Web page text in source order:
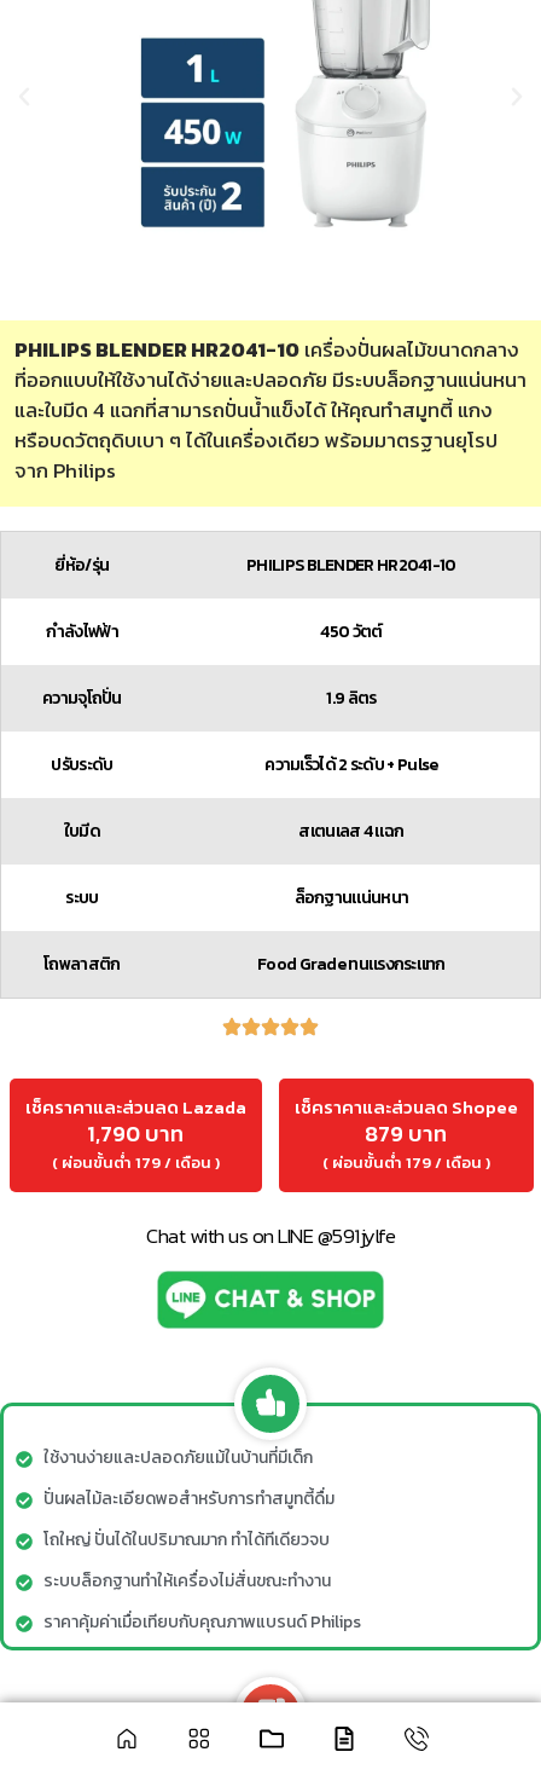
PHILIPS BLENDER HR2041-10เครื่องปั่นผลไม้ขนาดกลาง
ที่ออกแบบให้ใช้งานได้ง่ายและปลอดภัย มีระบบล็อกฐานแน่นหนา
และใบมีด 4 แฉกที่สามารถปั่นน้ำแข็งได้ ให้คุณทำสมูทตี้ แกง
หรือบดวัตถุดิบเบา ๆ ได้ในเครื่องเดียว พร้อมมาตรฐานยุโรป
จาก Philips
ยี่ห้อ/รุ่น PHILIPS BLENDER HR2041-10
กำลังไฟฟ้า 450 วัตต์
ความจุโถปั่น 1.9 ลิตร
ปรับระดับ ความเร็วได้ 2 ระดับ + Pulse
ใบมีด สเตนเลส 4 แฉก
ระบบ ล็อกฐานแน่นหนา
โถพลาสติก Food Grade ทนแรงกระแทก
เช็คราคาและส่วนลด Lazada
1,790 บาท
( ผ่อนขั้นต่ำ 179 / เดือน )
เช็คราคาและส่วนลด Shopee
879 บาท
( ผ่อนขั้นต่ำ 179 / เดือน )
Chat with us on LINE @591jylfe
ใช้งานง่ายและปลอดภัยแม้ในบ้านที่มีเด็ก
ปั่นผลไม้ละเอียดพอสำหรับการทำสมูทตี้ดื่ม
โถใหญ่ ปั่นได้ในปริมาณมาก ทำได้ทีเดียวจบ
ระบบล็อกฐานทำให้เครื่องไม่สั่นขณะทำงาน
ราคาคุ้มค่าเมื่อเทียบกับคุณภาพแบรนด์ Philips